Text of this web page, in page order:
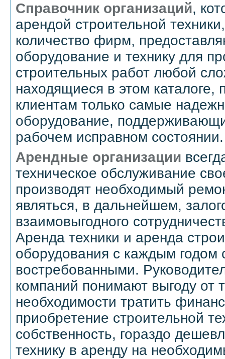
Справочник организаций,
арендой строительной
количество фирм,
оборудование и технику для
строительных работ любой
находящиеся в этом каталоге,
клиентам только самые
оборудование,
рабочем исправном состоянии.
Арендные организации
техническое обслуживание
производят необходимый
являться, в дальнейшем,
взаимовыгодного
Аренда техники и аренда
оборудования с каждым годом
востребованными.
компаний понимают выгоду от
необходимости тратить
приобретение строительной
собственность, гораздо
технику в аренду на